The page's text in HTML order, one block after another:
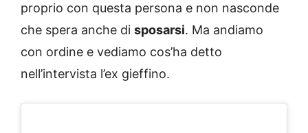
proprio con questa persona e non nasconde
che spera anche di sposarsi. Ma andiamo
con ordine e vediamo cos’ha detto
nell’intervista l’ex gieffino.